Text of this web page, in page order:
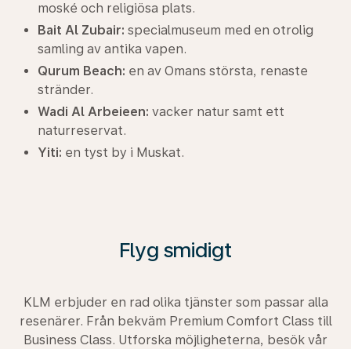
moské och religiösa plats.
Bait Al Zubair: specialmuseum med en otrolig
samling av antika vapen.
Qurum Beach: en av Omans största, renaste
stränder.
Wadi Al Arbeieen: vacker natur samt ett
naturreservat.
Yiti: en tyst by i Muskat.
Flyg smidigt
KLM erbjuder en rad olika tjänster som passar alla
resenärer. Från bekväm Premium Comfort Class till
Business Class. Utforska möjligheterna, besök vår